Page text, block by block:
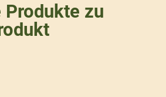
Produkte zu